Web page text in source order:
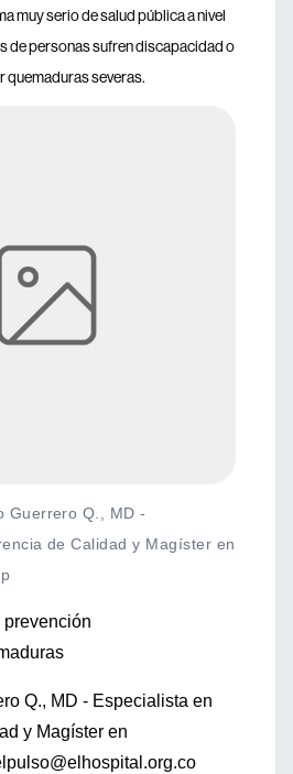
muy serio de salud pública a nivel
de personas sufren discapacidad o
quemaduras severas.
Guerrero Q., MD -
de Calidad y Magíster en
prevención
Q., MD - Especialista en
y Magíster en